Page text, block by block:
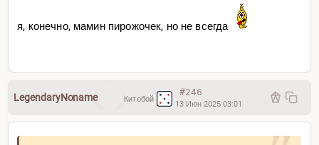
я, конечно, мамин пирожочек, но не всегда
LegendaryNoname Китобой
#246
13 Июн 2025 03:01